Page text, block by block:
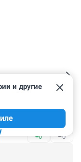
+0 –0
и другие